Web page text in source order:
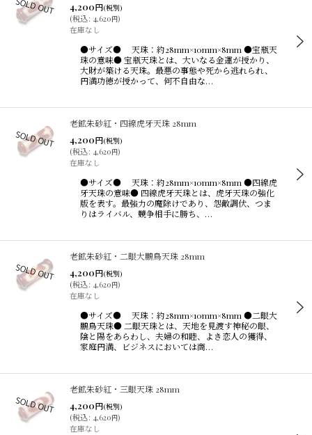
4,200円(税別)
(税込: 4,620円)
在庫なし
●サイズ● 天珠：約28mm×10mm×8mm ●宝瓶天
珠の意味● 宝瓶天珠とは、大いなる金運が授かり、
大財が築ける天珠。最悪の事態や死から逃れられ、
円満功徳が授かって、何不自由な…
老鉱朱砂紅・四線虎牙天珠 28mm
4,200円(税別)
(税込: 4,620円)
在庫なし
●サイズ● 天珠：約28mm×10mm×8mm ●四線虎
牙天珠の意味● 四線虎牙天珠とは、虎牙天珠の強化
版を表す。最強力の魔除けであり、怨敵調伏、つま
りはライバル、競争相手に勝ち、…
老鉱朱砂紅・二眼大鵬鳥天珠 28mm
4,200円(税別)
(税込: 4,620円)
在庫なし
●サイズ● 天珠：約28mm×10mm×8mm ●二眼大
鵬鳥天珠● 二眼天珠とは、天地を見渡す神秘の眼、
陰と陽をあらわし、夫婦の和睦、よき恋人の獲得、
家庭円満、ビジネスにおいては商…
老鉱朱砂紅・三眼天珠 28mm
4,200円(税別)
(税込: 4,620円)
在庫なし